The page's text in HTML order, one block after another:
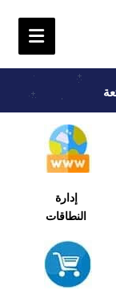
إدارة
النطاقات